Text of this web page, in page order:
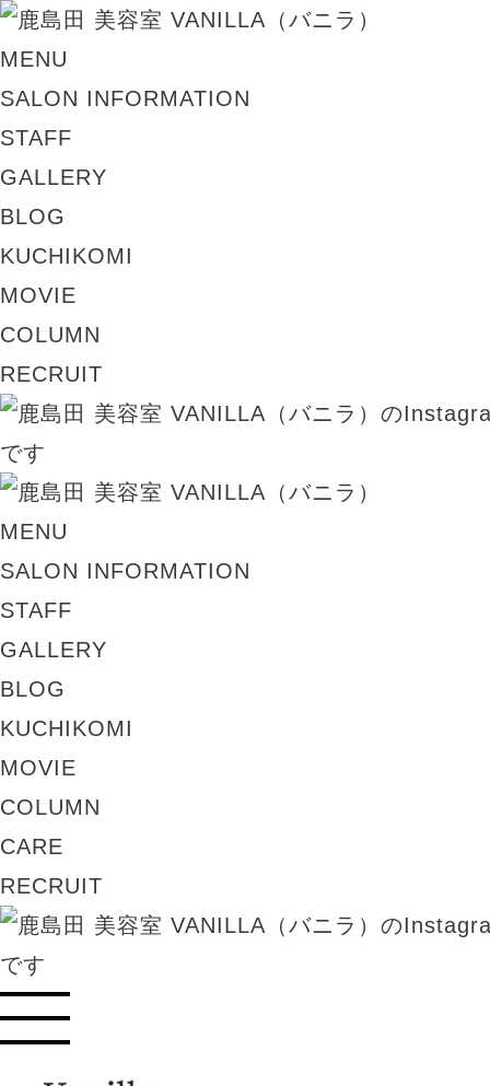
MENU
SALON INFORMATION
STAFF
GALLERY
BLOG
KUCHIKOMI
MOVIE
COLUMN
RECRUIT
MENU
SALON INFORMATION
STAFF
GALLERY
BLOG
KUCHIKOMI
MOVIE
COLUMN
CARE
RECRUIT